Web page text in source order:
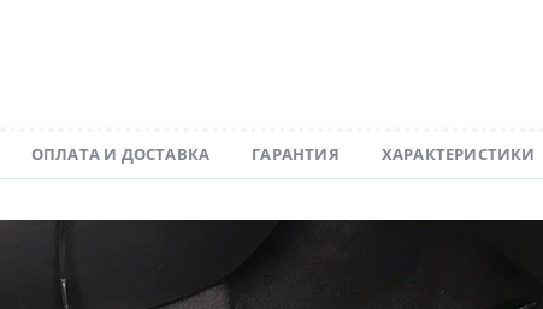
ОПЛАТА И ДОСТАВКА ГАРАНТИЯ ХАРАКТЕРИСТИКИ